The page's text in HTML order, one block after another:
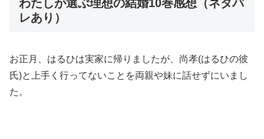
わたしが選ぶ理想の結婚10巻感想（ネタバ
レあり）
お正月、はるひは実家に帰りましたが、尚孝(はるひの彼
氏)と上手く行ってないことを両親や妹に話せずにいまし
た。